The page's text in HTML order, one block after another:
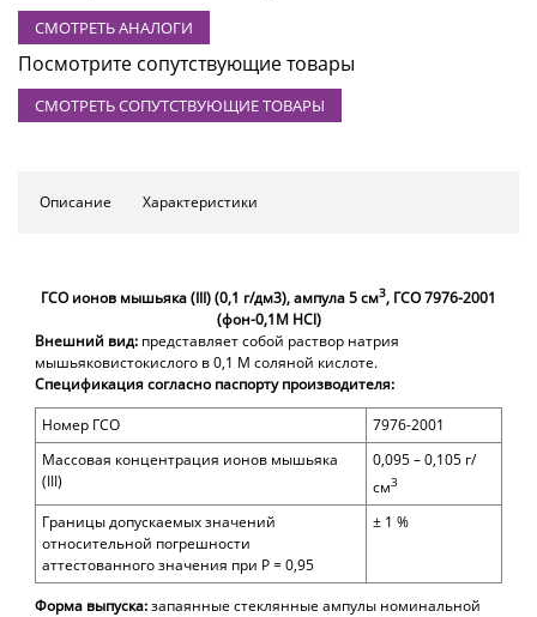
СМОТРЕТЬ АНАЛОГИ
Посмотрите сопутствующие товары
СМОТРЕТЬ СОПУТСТВУЮЩИЕ ТОВАРЫ
Описание Характеристики
ГСО ионов мышьяка (III) (0,1 г/дм3), ампула 5 см3, ГСО 7976-2001
(фон-0,1М HCl)
Внешний вид: представляет собой раствор натрия
мышьяковистокислого в 0,1 М соляной кислоте.
Спецификация согласно паспорту производителя:
Номер ГСО
7976-2001
Массовая концентрация ионов мышьяка
(III)
0,095 – 0,105 г/
см3
Границы допускаемых значений
относительной погрешности
аттестованного значения при P =0,95
± 1 %
Форма выпуска:запаянные стеклянные ампулы номинальной